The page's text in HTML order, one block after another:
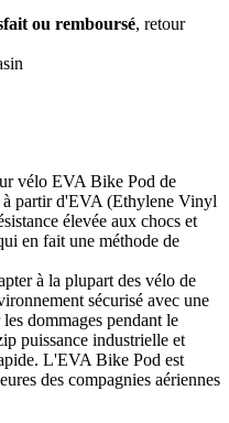
ou remboursé, retour
vélo EVA Bike Pod de
partir d'EVA (Ethylene Vinyl
élevée aux chocs et
en fait une méthode de
à la plupart des vélo de
sécurisé avec une
dommages pendant le
puissance industrielle et
L'EVA Bike Pod est
des compagnies aériennes